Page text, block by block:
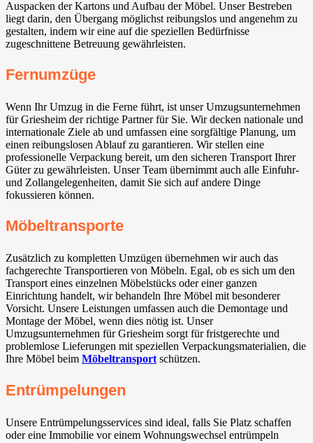
Auspacken der Kartons und Aufbau der Möbel. Unser Bestreben
liegt darin, den Übergang möglichst reibungslos und angenehm zu
gestalten, indem wir eine auf die speziellen Bedürfnisse
zugeschnittene Betreuung gewährleisten.
Fernumzüge
Wenn Ihr Umzug in die Ferne führt, ist unser Umzugsunternehmen
für Griesheim der richtige Partner für Sie. Wir decken nationale und
internationale Ziele ab und umfassen eine sorgfältige Planung, um
einen reibungslosen Ablauf zu garantieren. Wir stellen eine
professionelle Verpackung bereit, um den sicheren Transport Ihrer
Güter zu gewährleisten. Unser Team übernimmt auch alle Einfuhr-
und Zollangelegenheiten, damit Sie sich auf andere Dinge
fokussieren können.
Möbeltransporte
Zusätzlich zu kompletten Umzügen übernehmen wir auch das
fachgerechte Transportieren von Möbeln. Egal, ob es sich um den
Transport eines einzelnen Möbelstücks oder einer ganzen
Einrichtung handelt, wir behandeln Ihre Möbel mit besonderer
Vorsicht. Unsere Leistungen umfassen auch die Demontage und
Montage der Möbel, wenn dies nötig ist. Unser
Umzugsunternehmen für Griesheim sorgt für fristgerechte und
problemlose Lieferungen mit speziellen Verpackungsmaterialien, die
Ihre Möbel beim Möbeltransportschützen.
Entrümpelungen
Unsere Entrümpelungsservices sind ideal, falls Sie Platz schaffen
oder eine Immobilie vor einem Wohnungswechsel entrümpeln